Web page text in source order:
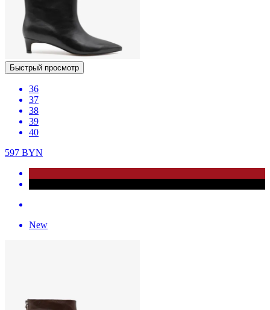
Быстрый просмотр
36
37
38
39
40
597 BYN
New